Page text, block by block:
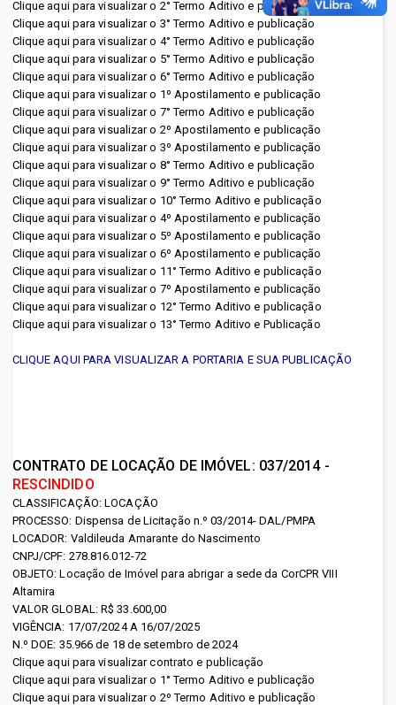
Clique aqui para visualizar o 2° Termo Aditivo e publicação
Clique aqui para visualizar o 3° Termo Aditivo e publicação
Clique aqui para visualizar o 4° Termo Aditivo e publicação
Clique aqui para visualizar o 5° Termo Aditivo e publicação
Clique aqui para visualizar o 6° Termo Aditivo e publicação
Clique aqui para visualizar o 1º Apostilamento e publicação
Clique aqui para visualizar o 7° Termo Aditivo e publicação
Clique aqui para visualizar o 2º Apostilamentoe publicação
Clique aqui para visualizar o 3º Apostilamento e publicação
Clique aqui para visualizar o 8° Termo Aditivo e publicação
Clique aqui para visualizar o 9° Termo Aditivo e publicação
Clique aqui para visualizar o 10° Termo Aditivo e publicação
Clique aqui para visualizar o 4º Apostilamento e publicação
Clique aqui para visualizar o 5º Apostilamento e publicação
Clique aqui para visualizar o 6º Apostilamento e publicação
Clique aqui para visualizar o 11° Termo Aditivo e publicação
Clique aqui para visualizar o 7º Apostilamento e publicação
Clique aqui para visualizar o 12° Termo Aditivo e publicação
Clique aqui para visualizar o 13° Termo Aditivo e Publicação
CLIQUE AQUI PARA VISUALIZAR A PORTARIA E SUA PUBLICAÇÃO
CONTRATO DE LOCAÇÃO DE IMÓVEL: 037/2014 -
RESCINDIDO
CLASSIFICAÇÃO: LOCAÇÃO
PROCESSO: Dispensa de Licitação n.º 03/2014- DAL/PMPA
LOCADOR: Valdileuda Amarante do Nascimento
CNPJ/CPF: 278.816.012-72
OBJETO: Locação de Imóvel para abrigar a sede da CorCPR VIII
Altamira
VALOR GLOBAL: R$ 33.600,00
VIGÊNCIA: 17/07/2024 A 16/07/2025
N.º DOE: 35.966 de 18 de setembro de 2024
Clique aqui para visualizar contrato e publicação
Clique aqui para visualizar o 1° Termo Aditivo e publicação
Clique aqui para visualizar o 2º Termo Aditivo e publicação
Pública do Estado do
Pará (EGPA)
Fábrica Esperança (FABRICA
ESPERANCA)
Fundação Amazônia de
Amparo a Estudos e
Pesquisas do
Pará (FAPESPA)
Fundação Carlos
Gomes (FCG)
Fundação Centro de
Fundação de Atendimento
Pará (FASEPA)
Fundação Paraense de
Radiodifusão
FUNTELPA (FUNTELPA)
- Socied. de Economia Mista:
Banpará
Ceasa
Cohab
Cosanpa
Paratur
- Empresas Públicas:
Adepara
Hospital Ophir Loyola
Susipe
Outros Sites do Governo do
Pará
Educação